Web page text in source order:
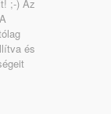
;-) Az
és